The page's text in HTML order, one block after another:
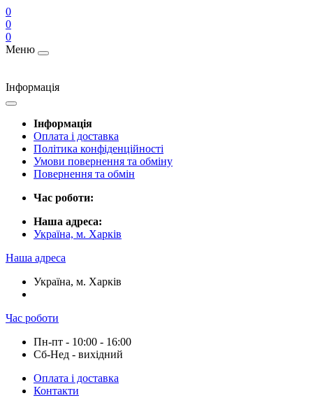
0
0
0
Меню
Інформація
Інформація
Оплата і доставка
Політика конфіденційності
Умови повернення та обміну
Повернення та обмін
Час роботи:
Наша адреса:
Україна, м. Харків
Наша адреса
Україна, м. Харків
Час роботи
Пн-пт - 10:00 - 16:00
Сб-Нед - вихідний
Оплата і доставка
Контакти